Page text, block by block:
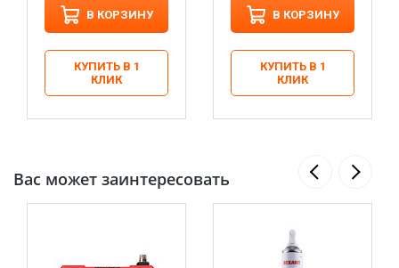
В КОРЗИНУ
КУПИТЬ В 1
КЛИК
В КОРЗИНУ
КУПИТЬ В 1
КЛИК
Вас может заинтересовать